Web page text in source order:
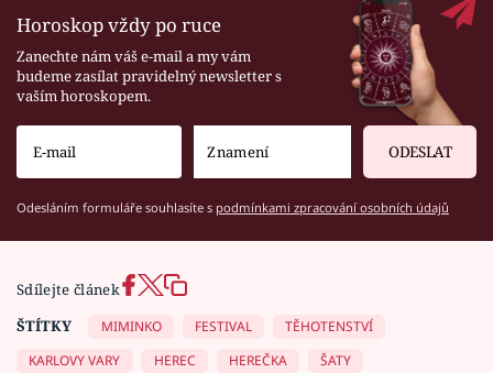
Horoskop vždy po ruce
Zanechte nám váš e-mail a my vám
budeme zasílat pravidelný newsletter s
vaším horoskopem.
ODESLAT
Odesláním formuláře souhlasíte s podmínkami zpracování osobních údajů
Sdílejte článek
ŠTÍTKY
MIMINKO FESTIVAL
TĚHOTENSTVÍ
KARLOVY VARY
HEREC HEREČKA ŠATY